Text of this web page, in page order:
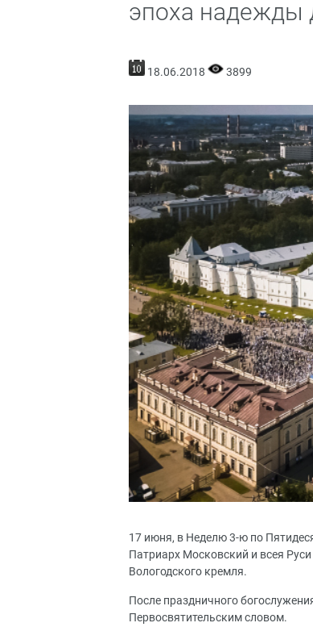
эпоха надежды
18.06.2018 3899
17 июня, в Неделю 3-ю по
Патриарх Московский и всея
Вологодского кремля.
После праздничного
Первосвятительским словом.